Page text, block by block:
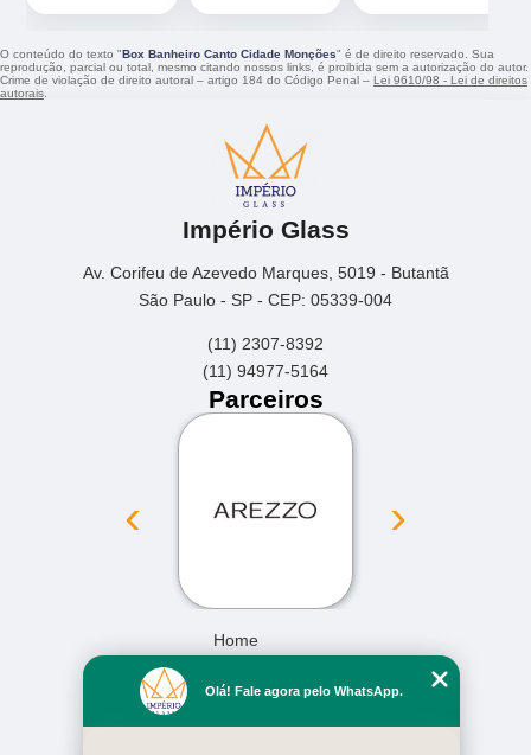
O conteúdo do texto "Box Banheiro Canto Cidade Monções" é de direito reservado. Sua
reprodução, parcial ou total, mesmo citando nossos links, é proibida sem a autorização do autor.
Crime de violação de direito autoral – artigo 184 do Código Penal – Lei 9610/98 - Lei de direitos
autorais
Império Glass
Av. Corifeu de Azevedo Marques, 5019 - Butantã
São Paulo - SP - CEP: 05339-004
(11) 2307-8392
(11) 94977-5164
Parceiros
‹ ›
Home
Missão
Olá! Fale agora pelo WhatsApp.